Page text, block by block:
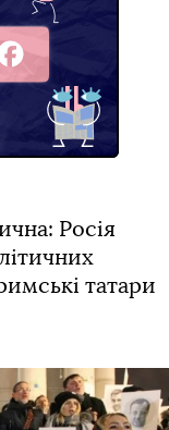
Росія
татари